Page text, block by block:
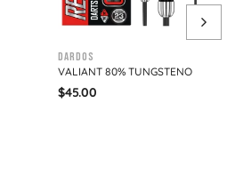
Dardos
VALIANT 80% TUNGSTENO
$45.00